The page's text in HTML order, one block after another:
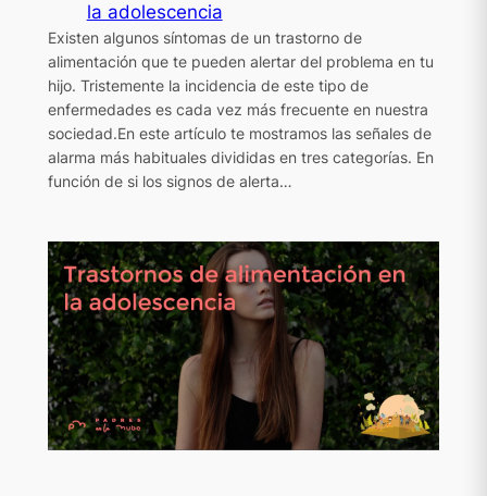
la adolescencia
Existen algunos síntomas de un trastorno de
alimentación que te pueden alertar del problema en tu
hijo. Tristemente la incidencia de este tipo de
enfermedades es cada vez más frecuente en nuestra
sociedad.En este artículo te mostramos las señales de
alarma más habituales divididas en tres categorías. En
función de si los signos de alerta…